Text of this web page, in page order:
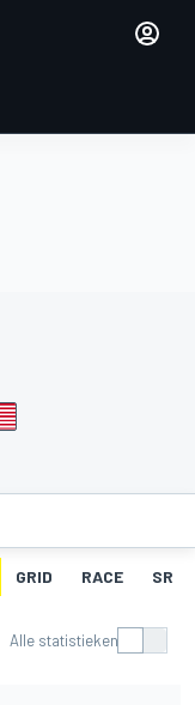
GRID RACE SR
Alle statistieken